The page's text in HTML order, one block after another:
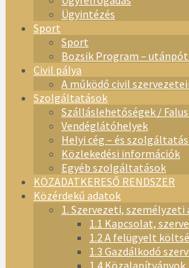
Ügyintézés
Sport
Sport
Bozsik Program –
Civil pálya
A működő civil
Szolgáltatások
Szálláslehetőségek /
Vendéglátóhelyek
Helyi cég – és
Közlekedési információk
Egyéb szolgáltatások
KÖZADATKERESŐ RENDSZER
Közérdekű adatok
1. Szervezeti, személyzeti
1.1 Kapcsolat,
1.2 A felügyelt
1.3 Gazdálkodó
1.4 Közalapítványok